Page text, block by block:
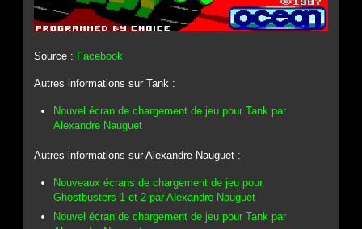
Source : Facebook
Autres informations sur Tank :
Nouvel écran de chargement de jeu pour Tank par
Alexandre Nauguet
Autres informations sur Alexandre Nauguet :
Nouveaux écrans de chargement de jeu pour
Ghostbusters 1 et 2 par Alexandre Nauguet
Nouvel écran de chargement de jeu pour Tank par